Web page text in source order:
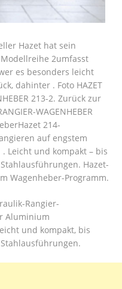
Hazet hat sein
2umfasst
es besonders leicht
dahinter . Foto HAZET
213-2. Zurück zur
WAGENHEBER
214-
auf engstem
Leicht und kompakt – bis
Hazet-
Wagenheber-Programm.
Rangier-
Aluminium
und kompakt, bis